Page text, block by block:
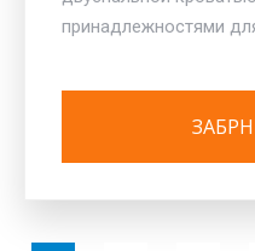
принадлежностями